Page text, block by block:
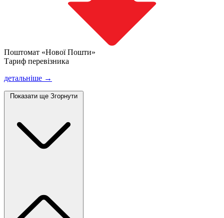
Поштомат «Нової Пошти»
Тариф перевізника
детальніше →
Показати ще Згорнути